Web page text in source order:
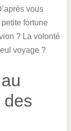
vous
fortune
? La volonté
voyage ?
des